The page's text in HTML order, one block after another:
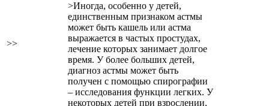
>>
>Иногда, особенно у детей,
единственным признаком астмы
может быть кашель или астма
выражается в частых простудах,
лечение которых занимает долгое
время. У более больших детей,
диагноз астмы может быть
получен с помощью спирографии
– исследования функции легких. У
некоторых детей при взрослении,